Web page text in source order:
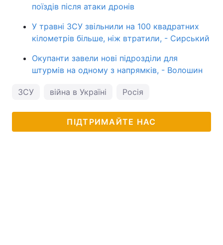
поїздів після атаки дронів
У травні ЗСУ звільнили на 100 квадратних
кілометрів більше, ніж втратили, - Сирський
Окупанти завели нові підрозділи для
штурмів на одному з напрямків, - Волошин
ЗСУ війна в Україні Росія
ПІДТРИМАЙТЕ НАС